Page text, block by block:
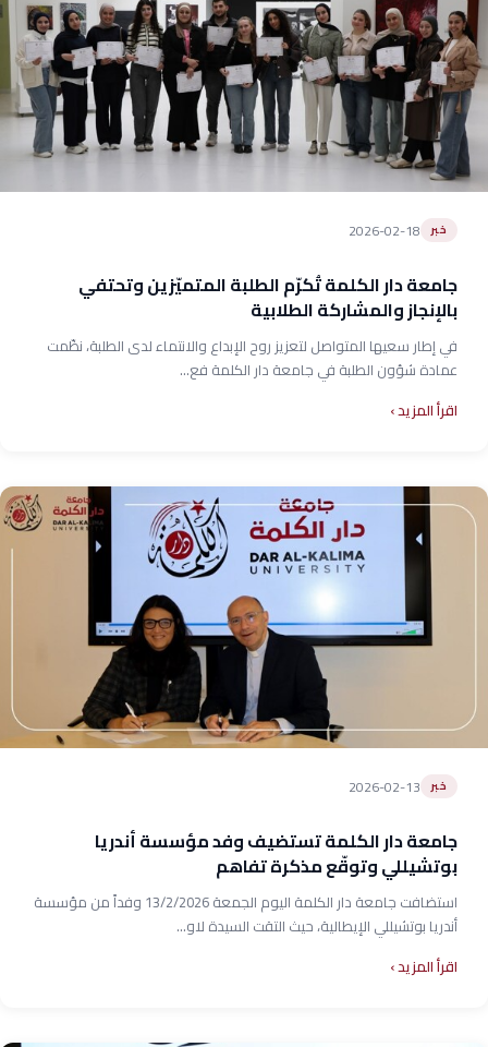
خبر 2026-02-18
جامعة دار الكلمة تُكرّم الطلبة المتميّزين وتحتفي
بالإنجاز والمشاركة الطلابية
في إطار سعيها المتواصل لتعزيز روح الإبداع والانتماء لدى الطلبة، نظّمت
عمادة شؤون الطلبة في جامعة دار الكلمة فع...
اقرأ المزيد
خبر 2026-02-13
جامعة دار الكلمة تستضيف وفد مؤسسة أندريا
بوتشيللي وتوقّع مذكرة تفاهم
استضافت جامعة دار الكلمة اليوم الجمعة 13/2/2026 وفداً من مؤسسة
أندريا بوتشيللي الإيطالية، حيث التقت السيدة لاو...
اقرأ المزيد